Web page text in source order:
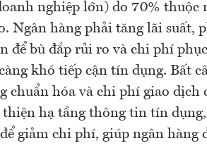
nghiệp lớn) do 70%
Ngân hàng phải tăng lãi suất,
để bù đắp rủi ro và chi phí
khó tiếp cận tín dụng. Bất
chuẩn hóa và chi phí giao dịch
hạ tầng thông tin tín
giảm chi phí, giúp ngân hàng